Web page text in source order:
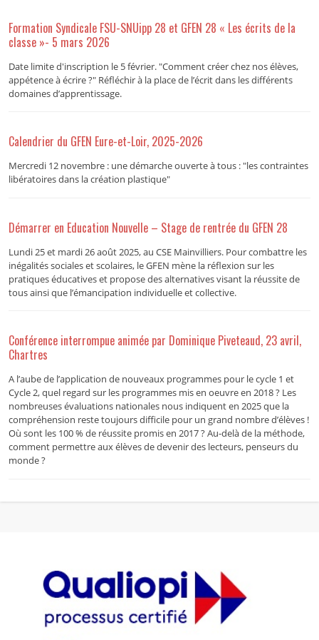
Formation Syndicale FSU-SNUipp 28 et GFEN 28 « Les écrits de la
classe »- 5 mars 2026
Date limite d'inscription le 5 février. "Comment créer chez nos élèves,
appétence à écrire ?" Réfléchir à la place de l’écrit dans les différents
domaines d’apprentissage.
Calendrier du GFEN Eure-et-Loir, 2025-2026
Mercredi 12 novembre : une démarche ouverte à tous : "les contraintes
libératoires dans la création plastique"
Démarrer en Education Nouvelle – Stage de rentrée du GFEN 28
Lundi 25 et mardi 26 août 2025, au CSE Mainvilliers. Pour combattre les
inégalités sociales et scolaires, le GFEN mène la réflexion sur les
pratiques éducatives et propose des alternatives visant la réussite de
tous ainsi que l’émancipation individuelle et collective.
Conférence interrompue animée par Dominique Piveteaud, 23 avril,
Chartres
A l’aube de l’application de nouveaux programmes pour le cycle 1 et
Cycle 2, quel regard sur les programmes mis en oeuvre en 2018 ? Les
nombreuses évaluations nationales nous indiquent en 2025 que la
compréhension reste toujours difficile pour un grand nombre d’élèves !
Où sont les 100 % de réussite promis en 2017 ? Au-delà de la méthode,
comment permettre aux élèves de devenir des lecteurs, penseurs du
monde ?